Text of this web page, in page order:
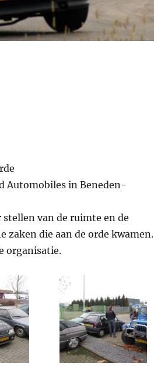
Automobiles in Beneden-
van de ruimte en de
zaken die aan de orde kwamen.
organisatie.